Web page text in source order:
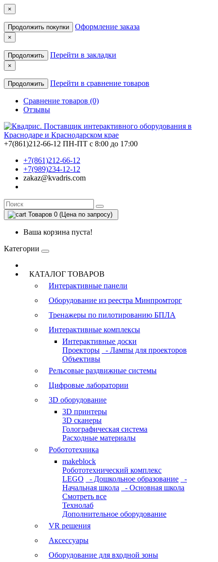
×
Продолжить покупки Оформление заказа
×
Продолжить Перейти в закладки
×
Продолжить Перейти в сравнение товаров
Сравнение товаров (0)
Отзывы
+7(861)212-66-12 ПН-ПТ с 8:00 до 17:00
+7(861)212-66-12
+7(989)234-12-12
zakaz@kvadris.com
Товаров 0 (Цена по запросу)
Ваша корзина пуста!
Категории
КАТАЛОГ ТОВАРОВ
Интерактивные панели
Оборудование из реестра Минпромторг
Тренажеры по пилотированию БПЛА
Интерактивные комплексы
Интерактивные доски
Проекторы
- Лампы для проекторов
Объективы
Рельсовые раздвижные системы
Цифровые лаборатории
3D оборудование
3D принтеры
3D сканеры
Голографическая система
Расходные материалы
Робототехника
makeblock
Робототехнический комплекс
LEGO
- Дошкольное образование
-
Начальная школа
- Основная школа
Смотреть все
Технолаб
Дополнительное оборудование
VR решения
Аксессуары
Оборудование для входной зоны